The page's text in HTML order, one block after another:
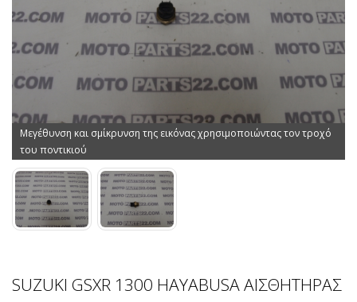
Μεγέθυνση και σμίκρυνση της εικόνας χρησιμοποιώντας τον τροχό
του ποντικιού
SUZUKI GSXR 1300 HAYABUSA ΑΙΣΘΗΤΗΡΑΣ